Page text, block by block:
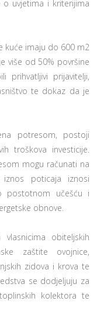
o uvjetima i kriterijima
kuće imaju do 600 m2
više od 50% površine
prihvatljivi prijavitelji,
te dokaz da je
potresom, postoji
troškova investicije.
mogu računati na
iznos poticaja iznosi
postotnom učešću i
obnove.
obiteljskih
zaštite ovojnice,
zidova i krova te
se dodjeljuju za
kolektora te